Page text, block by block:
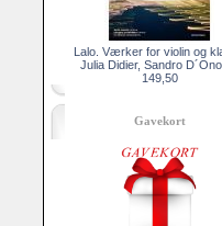
Lalo. Værker for violin og
Julia Didier, Sandro
149,50
Gavekort